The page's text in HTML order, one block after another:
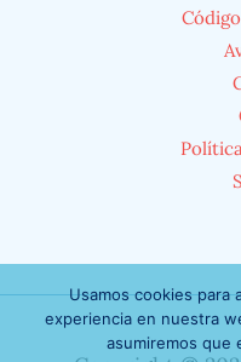
Usamos cookies para
experiencia en nuestra
asumiremos que